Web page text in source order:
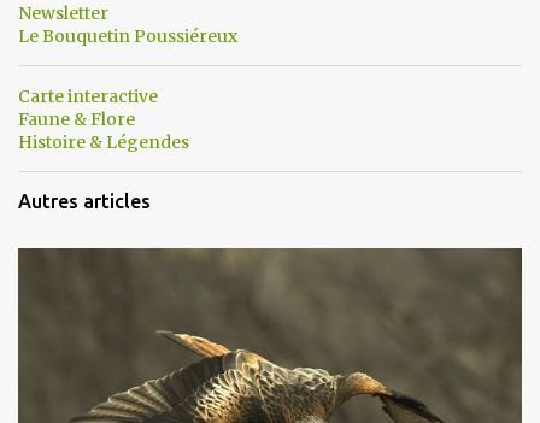
Newsletter
Le Bouquetin Poussiéreux
Carte interactive
Faune & Flore
Histoire & Légendes
Autres articles